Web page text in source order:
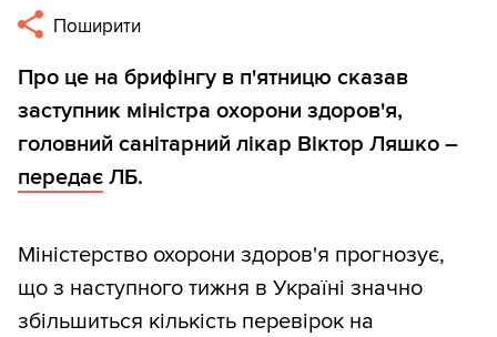
Поширити
Про це на брифінгу в п'ятницю сказав
заступник міністра охорони здоров'я,
головний санітарний лікар Віктор Ляшко –
передає ЛБ.
Міністерство охорони здоров'я прогнозує,
що з наступного тижня в Україні значно
збільшиться кількість перевірок на